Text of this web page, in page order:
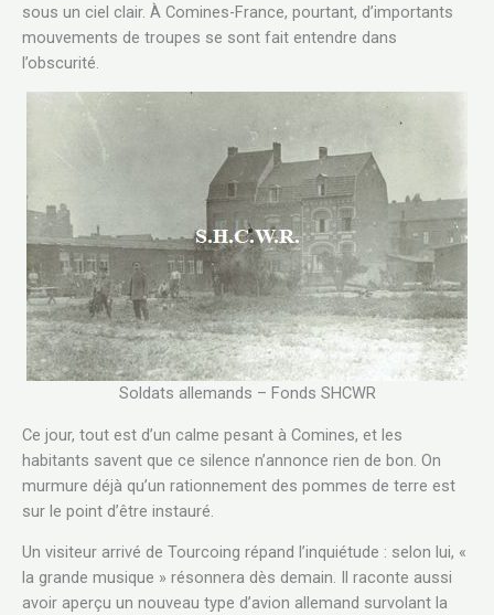
sous un ciel clair. À Comines-France, pourtant, d’importants
mouvements de troupes se sont fait entendre dans
l’obscurité.
Soldats allemands – Fonds SHCWR
Ce jour, tout est d’un calme pesant à Comines, et les
habitants savent que ce silence n’annonce rien de bon. On
murmure déjà qu’un rationnement des pommes de terre est
sur le point d’être instauré.
Un visiteur arrivé de Tourcoing répand l’inquiétude : selon lui, «
la grande musique » résonnera dès demain. Il raconte aussi
avoir aperçu un nouveau type d’avion allemand survolant la